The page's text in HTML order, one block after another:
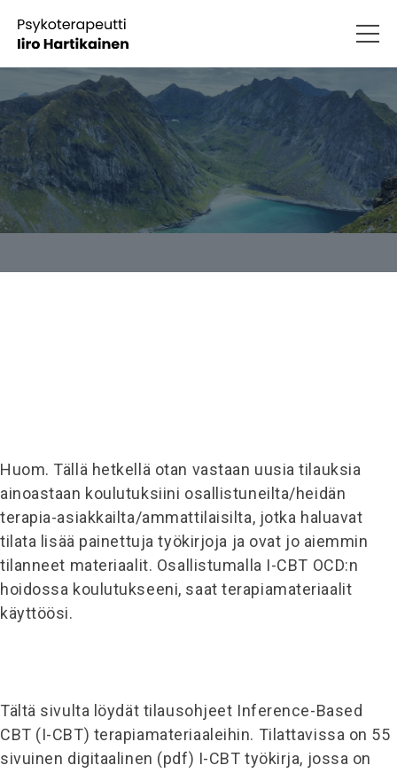
Huom. Tällä hetkellä otan vastaan uusia tilauksia
ainoastaan koulutuksiini osallistuneilta/heidän
terapia-asiakkailta/ammattilaisilta, jotka haluavat
tilata lisää painettuja työkirjoja ja ovat jo aiemmin
tilanneet materiaalit. Osallistumalla I-CBT OCD:n
hoidossa koulutukseeni, saat terapiamateriaalit
käyttöösi.
Tältä sivulta löydät tilausohjeet Inference-Based
CBT (I-CBT) terapiamateriaaleihin. Tilattavissa on 55
sivuinen digitaalinen (pdf) I-CBT työkirja, jossa on